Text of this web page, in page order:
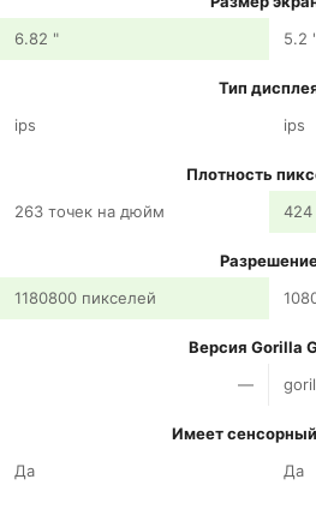
6.82 "
5.2
Тип
ips
ips
Плотность
263 точек на дюйм
424
1180800 пикселей
Версия Gorilla
—
Имеет
Да
Да